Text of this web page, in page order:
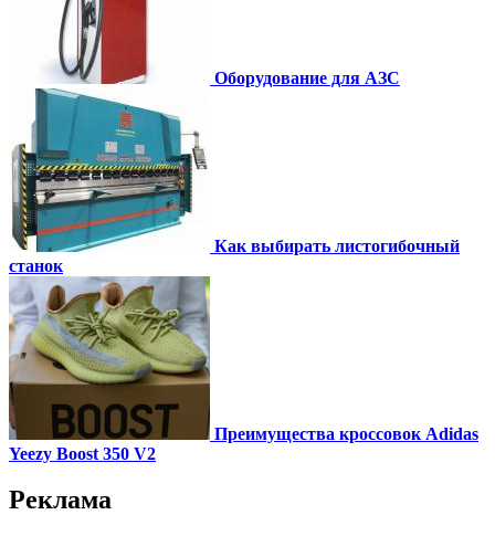
Оборудование для АЗС
Как выбирать листогибочный
станок
Преимущества кроссовок Adidas
Yeezy Boost 350 V2
Реклама